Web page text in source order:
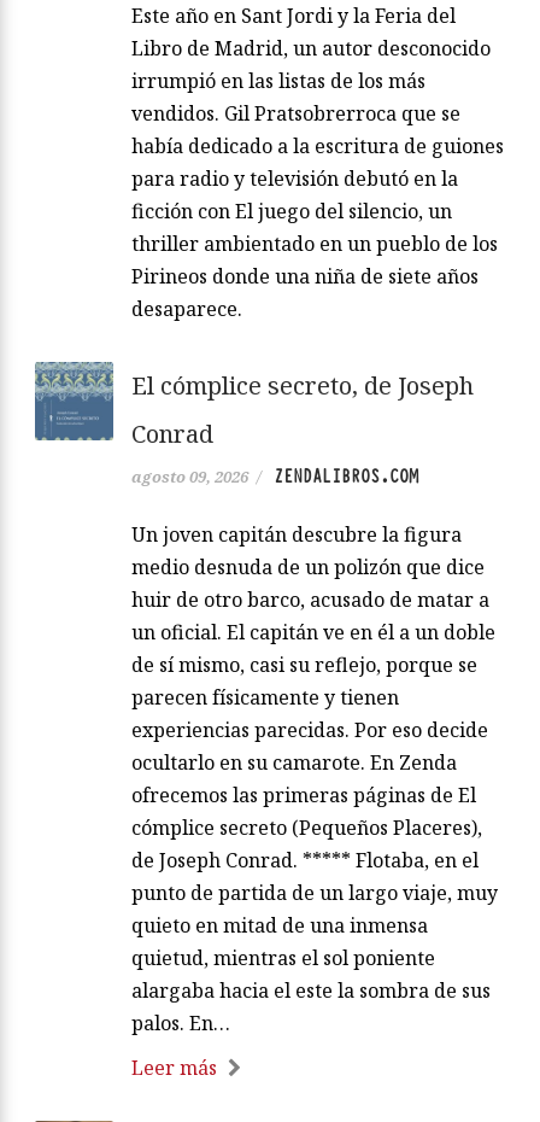
Este año en Sant Jordi y la Feria del
Libro de Madrid, un autor desconocido
irrumpió en las listas de los más
vendidos. Gil Pratsobrerroca que se
había dedicado a la escritura de guiones
para radio y televisión debutó en la
ficción con El juego del silencio, un
thriller ambientado en un pueblo de los
Pirineos donde una niña de siete años
desaparece.
El cómplice secreto, de Joseph
Conrad
agosto 09, 2026 / ZENDALIBROS.COM
Un joven capitán descubre la figura
medio desnuda de un polizón que dice
huir de otro barco, acusado de matar a
un oficial. El capitán ve en él a un doble
de sí mismo, casi su reflejo, porque se
parecen físicamente y tienen
experiencias parecidas. Por eso decide
ocultarlo en su camarote. En Zenda
ofrecemos las primeras páginas de El
cómplice secreto (Pequeños Placeres),
de Joseph Conrad. ***** Flotaba, en el
punto de partida de un largo viaje, muy
quieto en mitad de una inmensa
quietud, mientras el sol poniente
alargaba hacia el este la sombra de sus
palos. En…
Leer más